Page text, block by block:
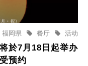
福岡県 活动
餐厅
於7月18日起举办
预约